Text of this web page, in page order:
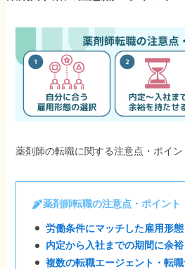
薬剤師の転職に関する注意点・ポイン
薬剤師転職の注意点・ポイント
労働条件にマッチした雇用形
内定から入社までの期間に余
複数の転職エージェント・転